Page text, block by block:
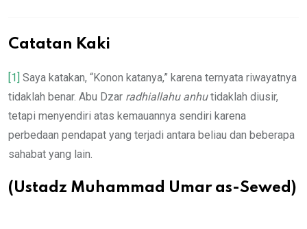
Catatan Kaki
[1] Saya katakan, “Konon katanya,” karena ternyata riwayatnya
tidaklah benar. Abu Dzar radhiallahu anhutidaklah diusir,
tetapi menyendiri atas kemauannya sendiri karena
perbedaan pendapat yang terjadi antara beliau dan beberapa
sahabat yang lain.
(Ustadz Muhammad Umar as-Sewed)